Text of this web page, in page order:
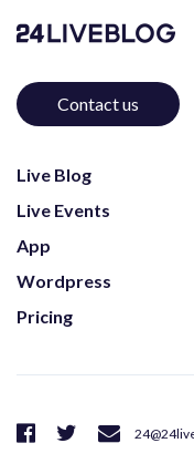
Contact us
Live Blog
Live Events
App
Wordpress
Pricing